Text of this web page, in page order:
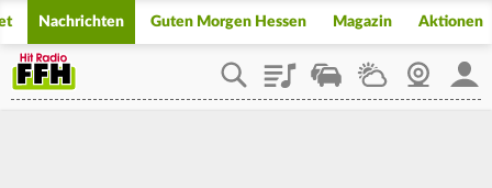
Nachrichten Guten Morgen Hessen Magazin Aktionen
PlaylistStaupilotWetterWebcam